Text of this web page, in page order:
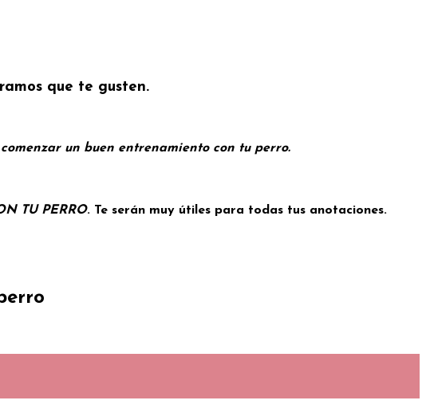
que te gusten.
un buen entrenamiento con tu perro.
TU PERRO. Te serán muy útiles para todas tus anotaciones.